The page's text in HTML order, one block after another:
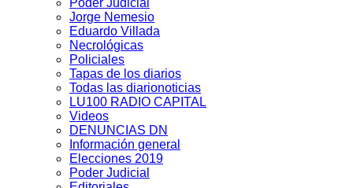
Poder Judicial
Jorge Nemesio
Eduardo Villada
Necrológicas
Policiales
Tapas de los diarios
Todas las diarionoticias
LU100 RADIO CAPITAL
Videos
DENUNCIAS DN
Información general
Elecciones 2019
Poder Judicial